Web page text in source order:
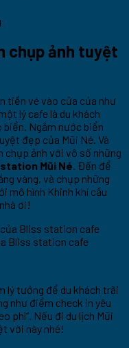
chụp ảnh tuyệt
tiền vé vào cửa của như
lý cafe là du khách
biển. Ngắm nước biển
đẹp của Mũi Né. Và
ảnh với vô số những
Mũi Né. Đến để
vàng, và chụp những
mô hình Khinh khí cầu
ơi!
Bliss station cafe
lý tưởng để du khách trãi
như điểm check in yêu
phì”. Nếu đi du lịch Mũi
vời này nhé!